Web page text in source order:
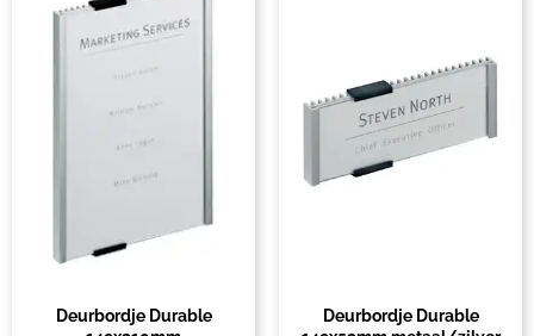
Deurbordje Durable
Deurbordje Durable